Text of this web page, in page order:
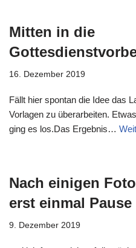
Mitten in die
16. Dezember 2019
Fällt hier spontan die Idee das
Vorlagen zu überarbeiten.
ging es los.Das Ergebnis…
Nach einigen
erst einmal Pause
9. Dezember 2019